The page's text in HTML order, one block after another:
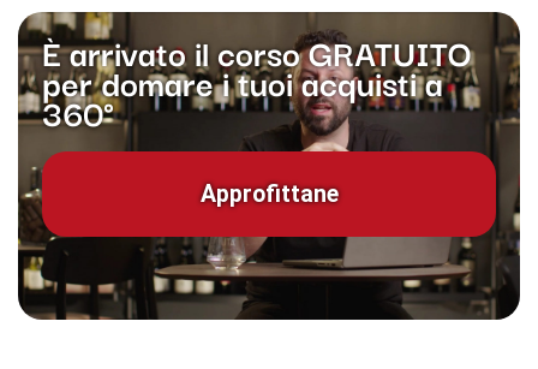
È arrivato il corso GRATUITO
per domare i tuoi acquisti a
360°
Approfittane